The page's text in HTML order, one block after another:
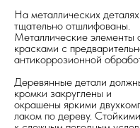
На металлических
тщательно отшлифованы.
Металлические
красками с
антикоррозионной
Деревянные детали
кромки закруглены и
окрашены яркими
лаком по дереву. Стойкими